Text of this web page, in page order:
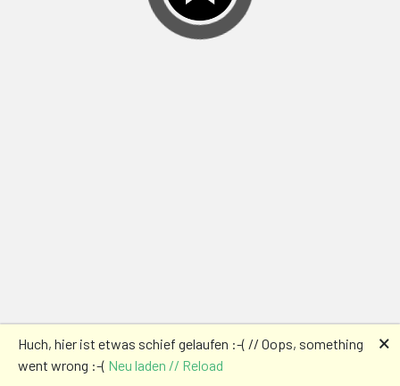
Huch, hier ist etwas schief gelaufen :-( // Oops, something
went wrong :-( Neu laden // Reload
🗙